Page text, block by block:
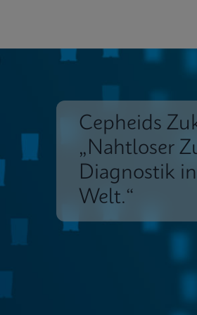
Cepheids
„Nahtloser
Diagnostik
Welt.“